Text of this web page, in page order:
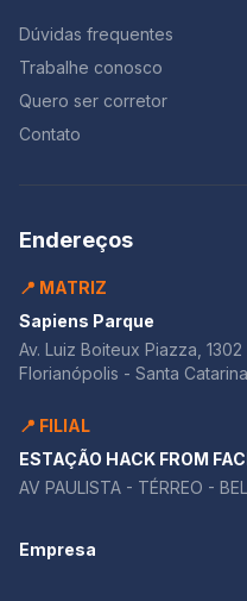
Dúvidas frequentes
Trabalhe conosco
Quero ser corretor
Contato
Endereços
📍 MATRIZ
Sapiens Parque
Av. Luiz Boiteux Piazza,
Florianópolis - Santa
📍 FILIAL
ESTAÇÃO HACK FROM
AV PAULISTA - TÉRREO -
Empresa